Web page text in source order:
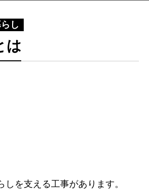
し
は
しを支える工事があります。